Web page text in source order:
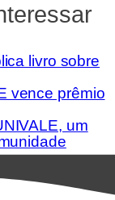
livro sobre
vence prêmio
um